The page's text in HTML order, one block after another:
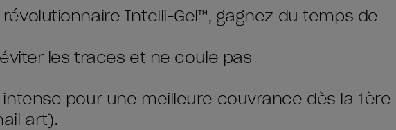
Intelli-Gel™, gagnez du temps de
les traces et ne coule pas
pour une meilleure couvrance dès la 1ère
art).